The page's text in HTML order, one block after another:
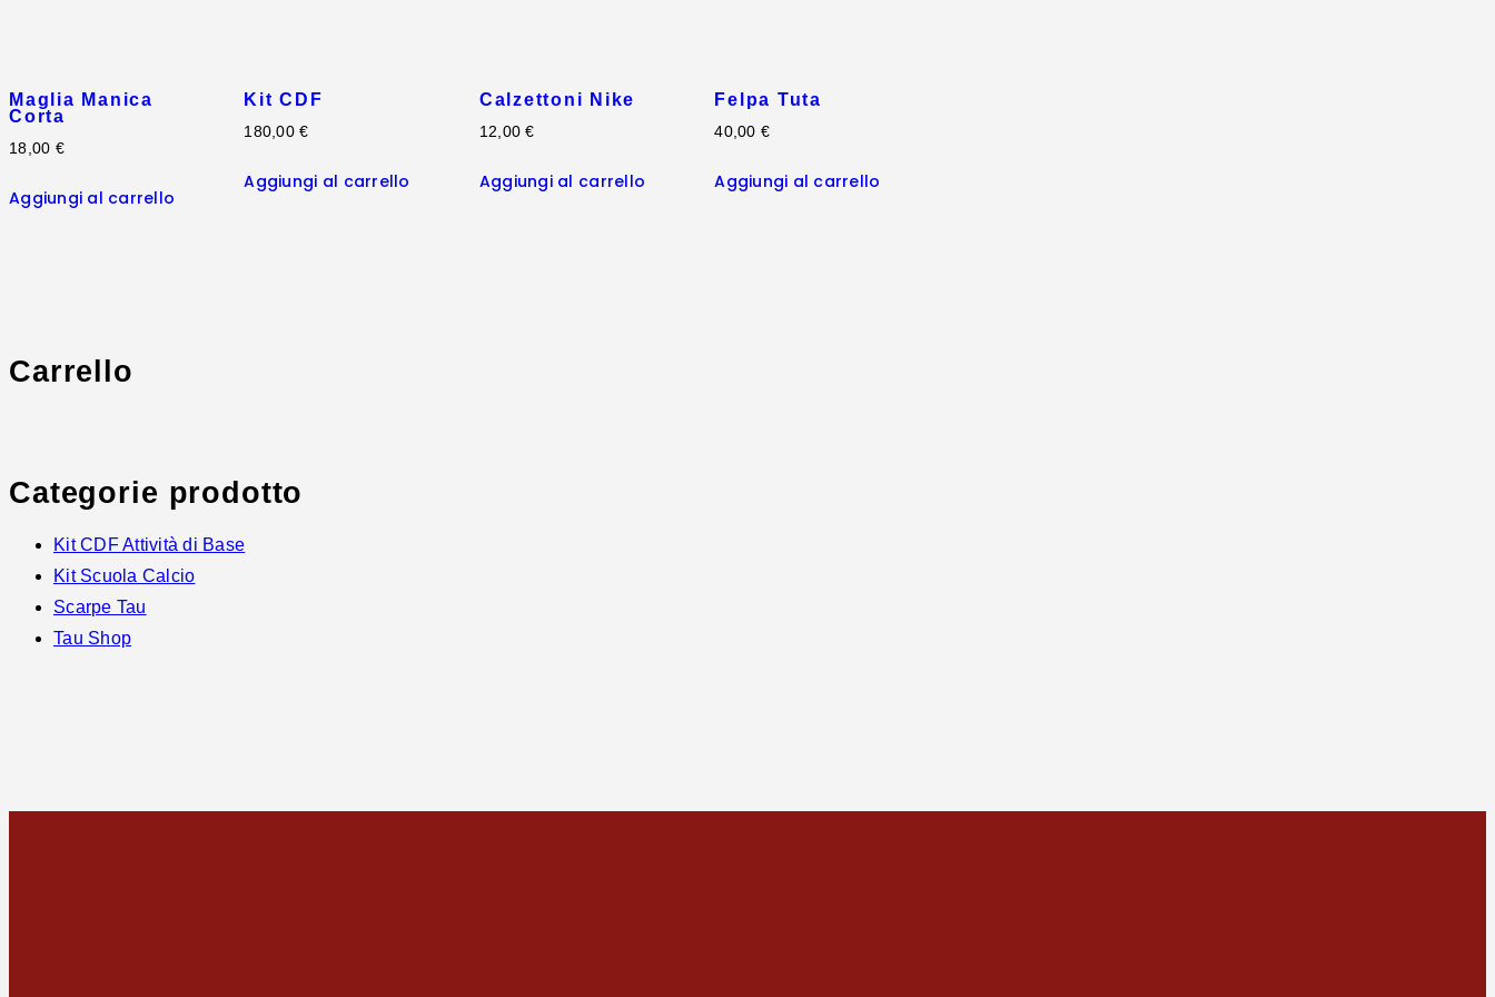
Maglia Manica
Corta
18,00 €
Aggiungi al carrello
Kit CDF
180,00 €
Aggiungi al carrello
Calzettoni Nike
12,00 €
Aggiungi al carrello
Felpa Tuta
40,00 €
Aggiungi al carrello
Carrello
Categorie prodotto
Kit CDF Attività di Base
Kit Scuola Calcio
Scarpe Tau
Tau Shop